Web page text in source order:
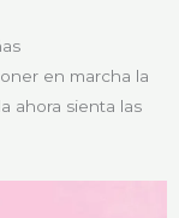
en marcha la
ahora sienta las